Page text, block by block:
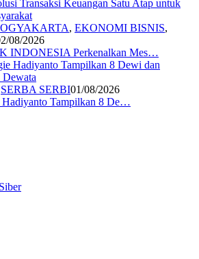
, EKONOMI BISNIS,
08/2026
INDONESIA Perkenalkan Mes…
SERBA SERBI01/08/2026
Hadiyanto Tampilkan 8 De…